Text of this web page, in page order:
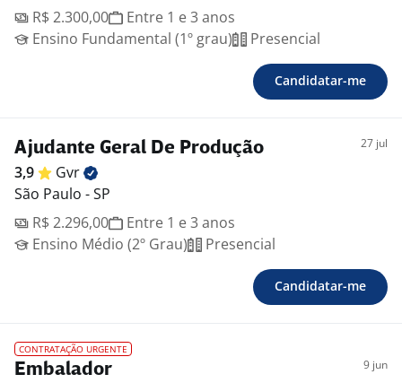
R$ 2.300,00
Entre 1 e 3 anos
Ensino Fundamental (1º grau)
Presencial
Candidatar-me
Ajudante Geral De Produção 27 jul
3,9
Gvr
São Paulo - SP
R$ 2.296,00
Entre 1 e 3 anos
Ensino Médio (2º Grau)
Presencial
Candidatar-me
CONTRATAÇÃO URGENTE
Embalador 9 jun